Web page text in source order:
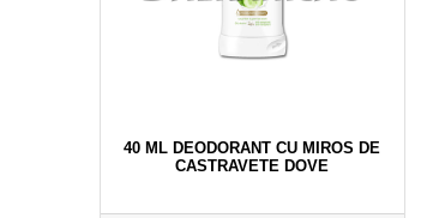
40 ML DEODORANT CU MIROS DE
CASTRAVETE DOVE